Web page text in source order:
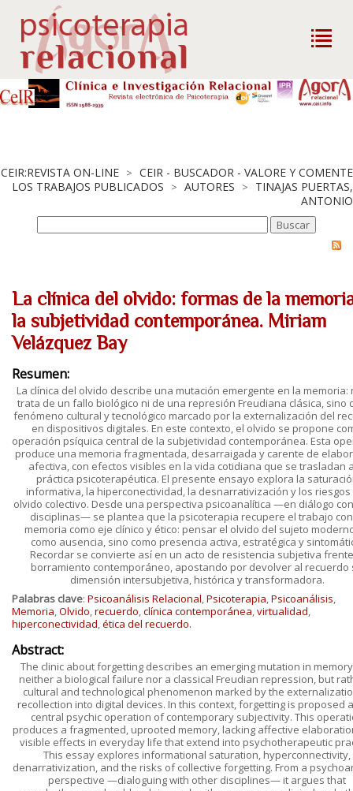
CEIR:REVISTA ON-LINE > CEIR - BUSCADOR - VALORE Y COMENTE
LOS TRABAJOS PUBLICADOS > AUTORES > TINAJAS PUERTAS,
ANTONIO
La clínica del olvido: formas de la
la subjetividad contemporánea. Miriam
Velázquez Bay
Resumen:
La clínica del olvido describe una mutación emergente en la memoria:
trata de un fallo biológico ni de una represión Freudiana clásica, sino
fenómeno cultural y tecnológico marcado por la externalización del
en dispositivos digitales. En este contexto, el olvido se propone
operación psíquica central de la subjetividad contemporánea. Esta
produce una memoria fragmentada, desarraigada y carente de
afectiva, con efectos visibles en la vida cotidiana que se trasladan
práctica psicoterapéutica. El presente ensayo explora la
informativa, la hiperconectividad, la desnarrativización y los riesgos
olvido colectivo. Desde una perspectiva psicoanalítica —en diálogo
disciplinas— se plantea que la psicoterapia recupere el trabajo
memoria como eje clínico y ético: pensar el olvido del sujeto
como ausencia, sino como presencia activa, estratégica y
Recordar se convierte así en un acto de resistencia subjetiva
borramiento contemporáneo, apostando por devolver al recuerdo
dimensión intersubjetiva, histórica y transformadora.
Palabras clave: Psicoanálisis Relacional,Psicoterapia,Psicoanálisis,
Memoria,Olvido,recuerdo,clínica contemporánea,virtualidad,
hiperconectividad,ética del recuerdo.
Abstract:
The clinic about forgetting describes an emerging mutation in
neither a biological failure nor a classical Freudian repression, but
cultural and technological phenomenon marked by the
recollection into digital devices. In this context, forgetting is proposed
central psychic operation of contemporary subjectivity. This
produces a fragmented, uprooted memory, lacking affective
visible effects in everyday life that extend into psychotherapeutic
This essay explores informational saturation, hyperconnectivity,
denarrativization, and the risks of collective forgetting. From a
perspective —dialoguing with other disciplines— it argues that